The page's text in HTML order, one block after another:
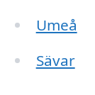
Umeå
Sävar